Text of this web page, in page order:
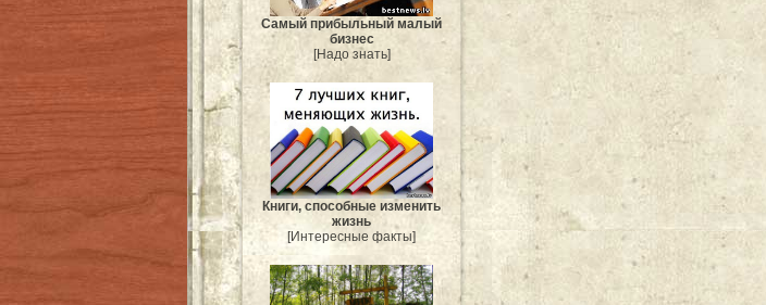
Самый прибыльный малый
бизнес
[Надо знать]
Книги, способные изменить
жизнь
[Интересные факты]